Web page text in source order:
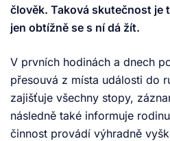
člověk. Taková skutečnost je
jen obtížně se s ní dá žít.
V prvních hodinách a dnech
přesouvá z místa události do
zajišťuje všechny stopy,
následně také informuje
činnost provádí výhradně
Pokud cítíte ohrožení života
okamžitou krizovou
jinou krizovou linku
Jak vám mohu pomoci?